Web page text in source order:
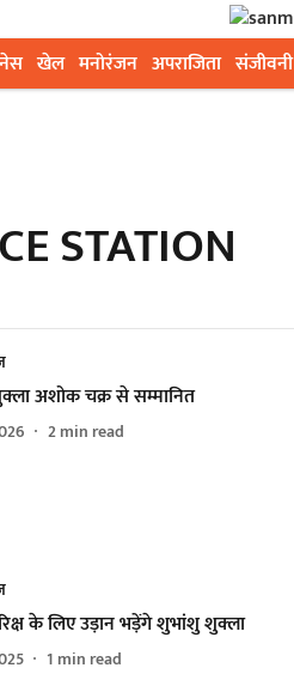
खेल मनोरंजन अपराजिता संजीवनी
STATION
अशोक चक्र से सम्मानित
2min read
के लिए उड़ान भड़ेंगे शुभांशु शुक्ला
1 min read